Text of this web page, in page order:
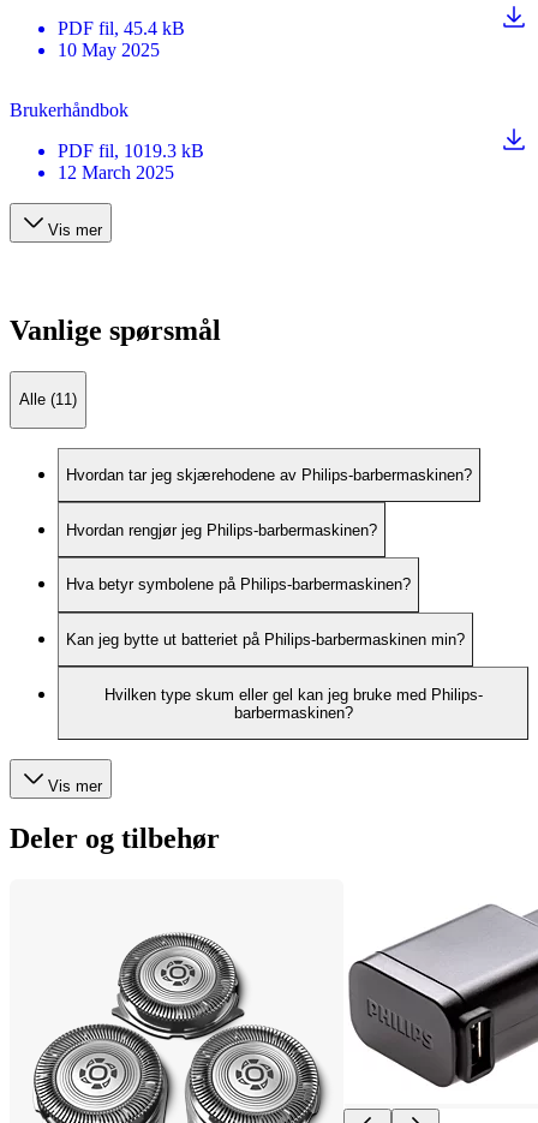
PDF fil, 45.4 kB
10 May 2025
Brukerhåndbok
PDF fil, 1019.3 kB
12 March 2025
Vis mer
Vanlige spørsmål
Alle (11)
Hvordan tar jeg skjærehodene av Philips-barbermaskinen?
Hvordan rengjør jeg Philips-barbermaskinen?
Hva betyr symbolene på Philips-barbermaskinen?
Kan jeg bytte ut batteriet på Philips-barbermaskinen min?
Hvilken type skum eller gel kan jeg bruke med Philips-
barbermaskinen?
Vis mer
Deler og tilbehør